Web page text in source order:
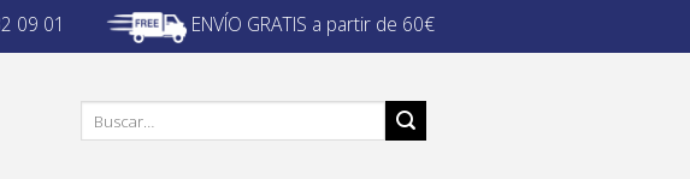
09 01 ENVÍO GRATIS a partir de 60€
por: